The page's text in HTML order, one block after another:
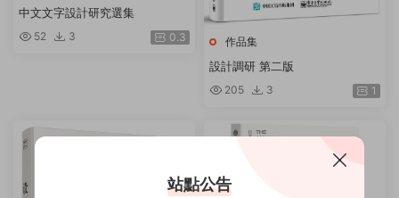
中文文字設計研究選集
52 3 0.3 作品集
設計調研 第二版
205 3 1
站點公告